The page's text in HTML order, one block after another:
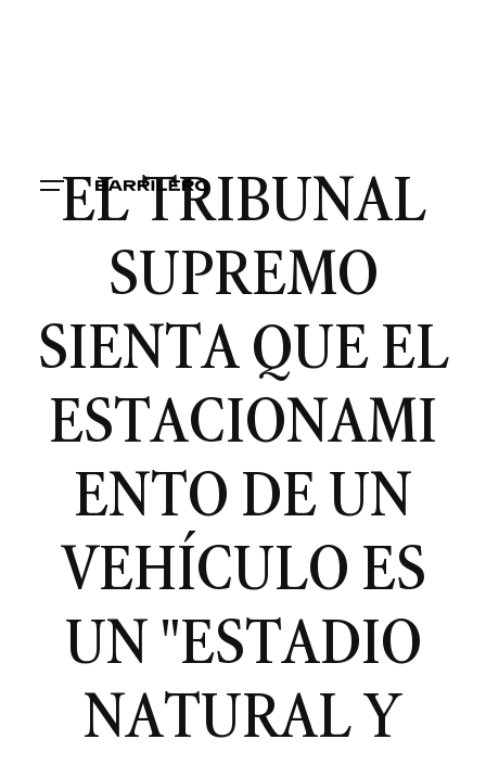
EL TRIBUNAL
SUPREMO
SIENTA QUE EL
ESTACIONAMI
ENTO DE UN
VEHÍCULO ES
UN "ESTADIO
NATURAL Y